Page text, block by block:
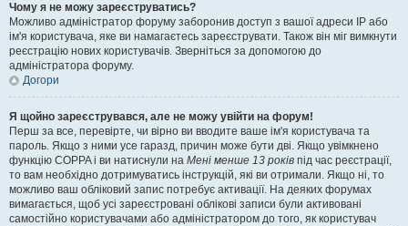
Чому я не можу зареєструватись?
Можливо адміністратор форуму заборонив доступ з вашої адреси IP або
ім'я користувача, яке ви намагаєтесь зареєструвати. Також він міг вимкнути
реєстрацію нових користувачів. Зверніться за допомогою до
адміністратора форуму.
Догори
Я щойно зареєструвався, але не можу увійти на форум!
Перш за все, перевірте, чи вірно ви вводите ваше ім'я користувача та
пароль. Якщо з ними усе гаразд, причин може бути дві. Якщо увімкнено
функцію COPPA і ви натиснули на Мені менше 13 років під час реєстрації,
то вам необхідно дотримуватись інструкцій, які ви отримали. Якщо ні, то
можливо ваш обліковий запис потребує активації. На деяких форумах
вимагається, щоб усі зареєстровані облікові записи були активовані
самостійно користувачами або адміністратором до того, як користувач